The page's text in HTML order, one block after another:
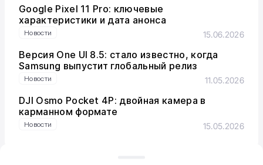
Google Pixel 11 Pro: ключевые
характеристики и дата анонса
Новости 15.06.2026
Версия One UI 8.5: стало известно, когда
Samsung выпустит глобальный релиз
Новости 11.05.2026
DJI Osmo Pocket 4P: двойная камера в
карманном формате
Новости 15.05.2026